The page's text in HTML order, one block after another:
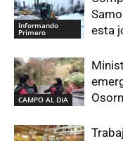
Informando
Primero
esta
CAMPO AL DIA